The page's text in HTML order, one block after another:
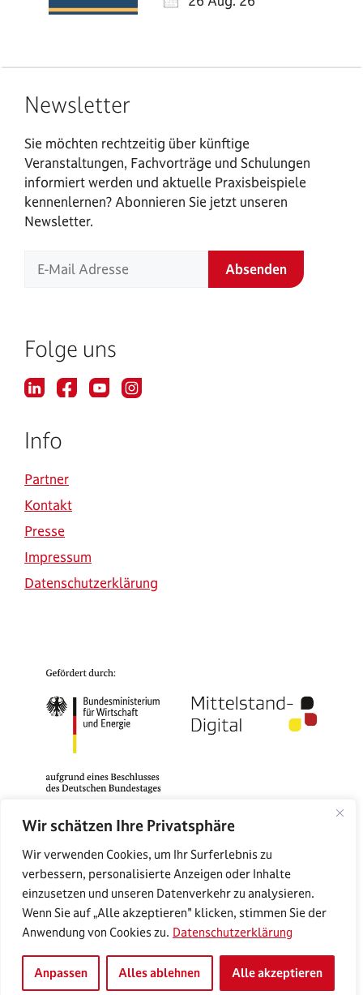
Wir schätzen Ihre Privatsphäre
Wir verwenden Cookies, um Ihr Surferlebnis zu
verbessern, personalisierte Anzeigen oder Inhalte
einzusetzen und unseren Datenverkehr zu analysieren.
Wenn Sie auf „Alle akzeptieren" klicken, stimmen Sie der
Anwendung von Cookies zu. Datenschutzerklärung
Anpassen Alles ablehnen Alle akzeptieren
Newsletter
Sie möchten rechtzeitig über künftige
Veranstaltungen, Fachvorträge und Schulungen
informiert werden und aktuelle Praxisbeispiele
kennenlernen? Abonnieren Sie jetzt unseren
Newsletter.
Folge uns
Info
Partner
Kontakt
Presse
Impressum
Datenschutzerklärung
Das Mittelstand-Digital Zentrum Rostock gehört zu
Mittelstand-Digital. Mit dem Mittelstand-Digital
Netzwerk unterstützt das Bundesministerium für
Wirtschaft und Energie die Digitalisierung in kleinen
und mittleren Unternehmen und dem Handwerk.
© 2026 MIttelstand-Digital Zentrum Rostock